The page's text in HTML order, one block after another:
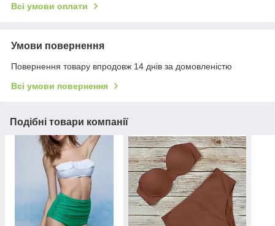
Всі умови оплати
Умови повернення
Повернення товару впродовж 14 днів за домовленістю
Всі умови повернення
Подібні товари компанії